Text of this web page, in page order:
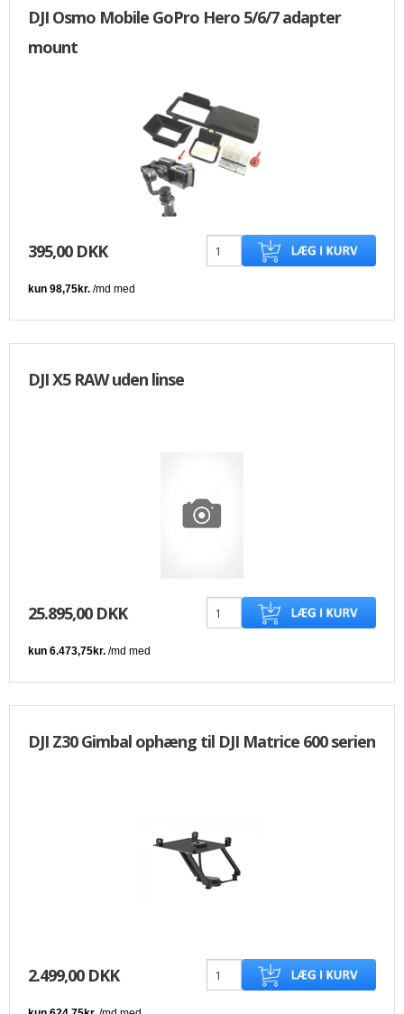
DJI Osmo Mobile GoPro Hero 5/6/7 adapter
mount
395,00 DKK
DJI X5 RAW uden linse
25.895,00 DKK
DJI Z30 Gimbal ophæng til DJI Matrice 600 serien
2.499,00 DKK